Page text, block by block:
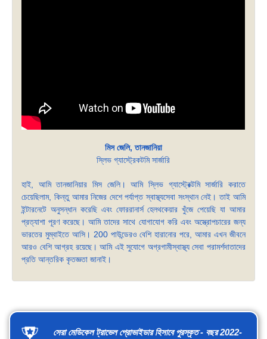
মিস জেলি, তানজানিয়া
স্লিভ গ্যাস্ট্রেকটমি সার্জারি
হাই, আমি তানজানিয়ার মিস জেলি। আমি স্লিভ গ্যাস্ট্রেক্টমি সার্জারি করাতে
চেয়েছিলাম, কিন্তু আমার নিজের দেশে পর্যাপ্ত স্বাস্থ্যসেবা সংস্থান নেই। তাই আমি
ইন্টারনেটে অনুসন্ধান করেছি এবং ফোররানার্স হেলথকেয়ার খুঁজে পেয়েছি যা আমার
প্রত্যাশা পূরণ করেছে। আমি তাদের সাথে যোগাযোগ করি এবং অস্ত্রোপচারের জন্য
ভারতের মুম্বাইতে আসি। 200 পাউন্ডেরও বেশি হারানোর পরে, আমার এখন জীবনে
আরও বেশি আগ্রহ রয়েছে। আমি এই সুযোগে অগ্রগামীস্বাস্থ্য সেবা পরামর্শদাতাদের
প্রতি আন্তরিক কৃতজ্ঞতা জানাই।
সেরা মেডিকেল ট্রাভেল প্রোভাইডার হিসাবে পুরস্কৃত - বছর 2022-